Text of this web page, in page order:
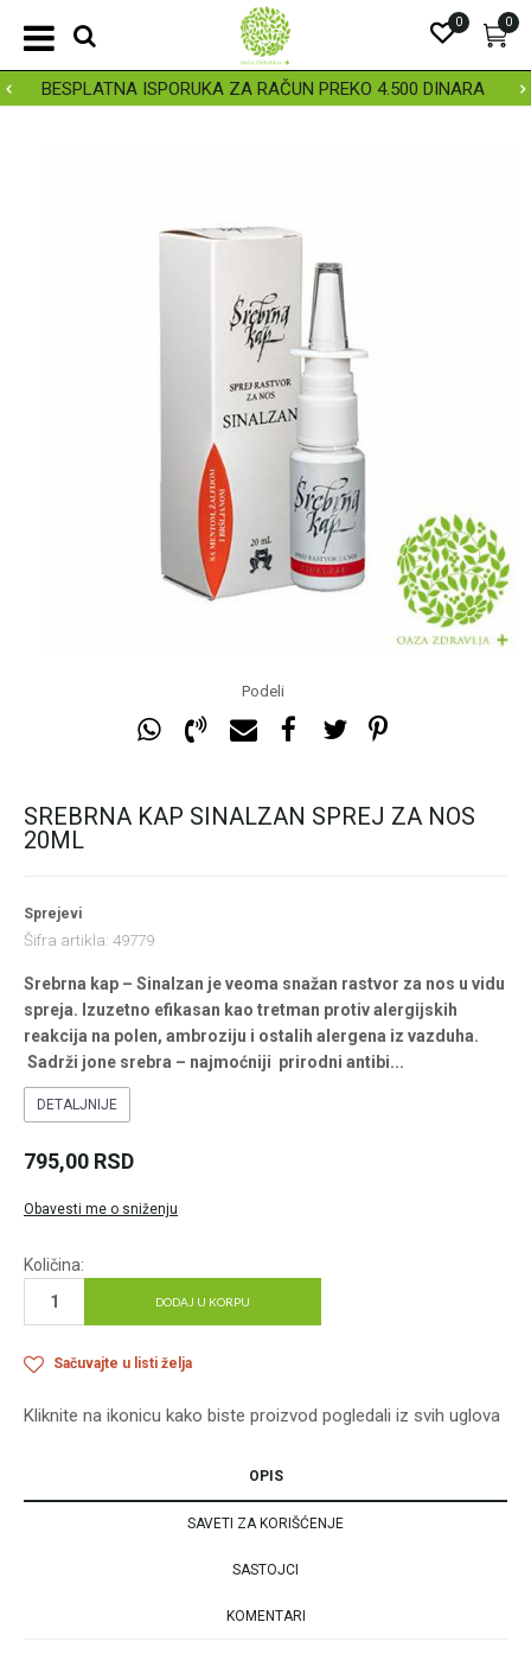
BESPLATNA ISPORUKA ZA RAČUN PREKO 4.500 DINARA
0
0
Podeli
SREBRNA KAP SINALZAN SPREJ ZA NOS
20ML
Sprejevi
Šifra artikla: 49779
Srebrna kap – Sinalzan je veoma snažan rastvor za nos u vidu
spreja. Izuzetno efikasan kao tretman protiv alergijskih
reakcija na polen, ambroziju i ostalih alergena iz vazduha.
Sadrži jone srebra – najmoćniji prirodni antibi...
DETALJNIJE
795,00 RSD
Obavesti me o sniženju
Količina:
DODAJ U KORPU
Sačuvajte u listi želja
Kliknite na ikonicu kako biste proizvod pogledali iz svih uglova
OPIS
SAVETI ZA KORIŠĆENJE
SASTOJCI
KOMENTARI